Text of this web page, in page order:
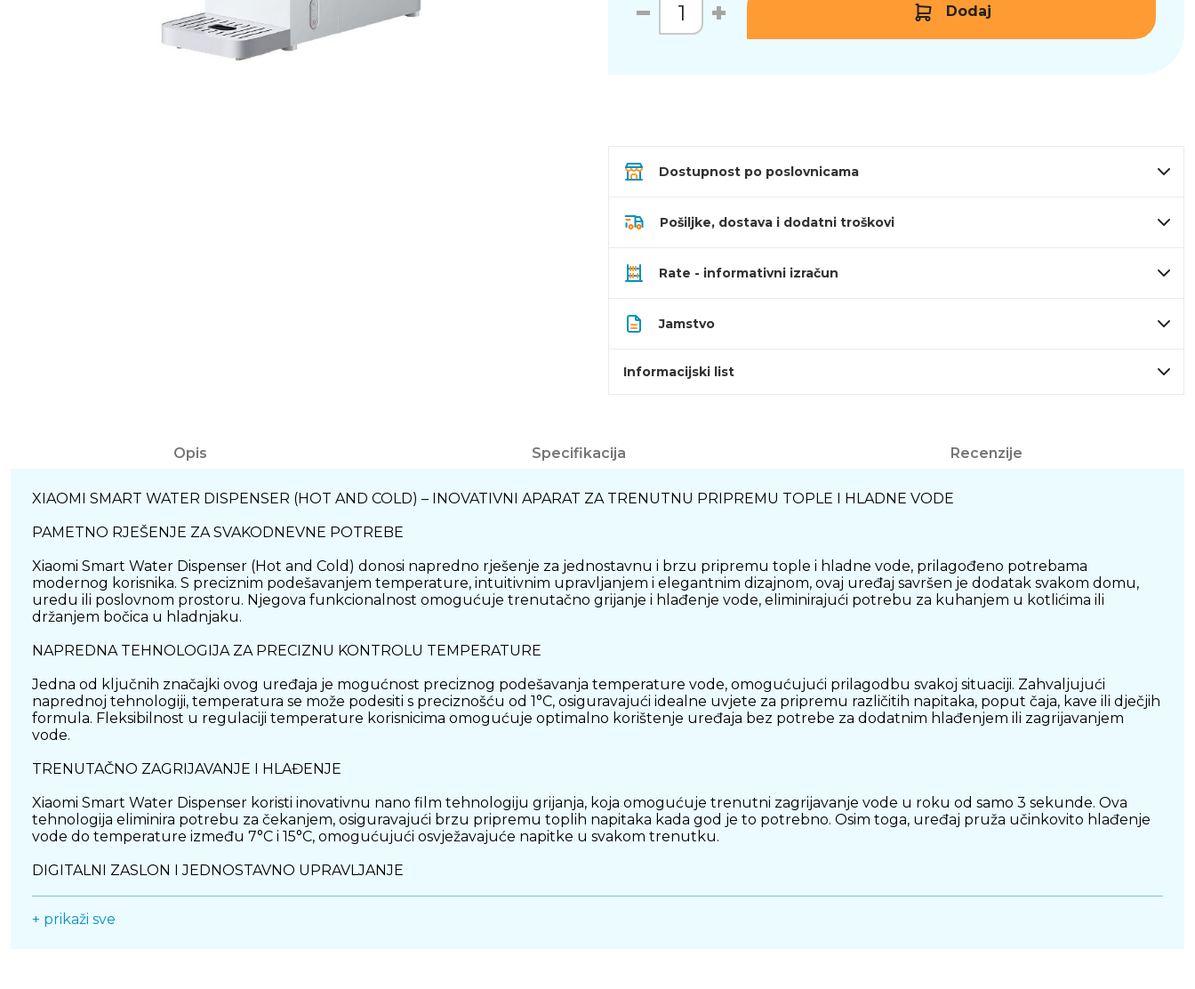
Dodaj
Dostupnost po poslovnicama
Pošiljke, dostava i dodatni troškovi
Rate - informativni izračun
Jamstvo
Informacijski list
Opis Specifikacija Recenzije
XIAOMI SMART WATER DISPENSER (HOT AND COLD) – INOVATIVNI APARAT ZA TRENUTNU PRIPREMU TOPLE I HLADNE VODE
PAMETNO RJEŠENJE ZA SVAKODNEVNE POTREBE
Xiaomi Smart Water Dispenser (Hot and Cold) donosi napredno rješenje za jednostavnu i brzu pripremu tople i hladne vode, prilagođeno potrebama
modernog korisnika. S preciznim podešavanjem temperature, intuitivnim upravljanjem i elegantnim dizajnom, ovaj uređaj savršen je dodatak svakom domu,
uredu ili poslovnom prostoru. Njegova funkcionalnost omogućuje trenutačno grijanje i hlađenje vode, eliminirajući potrebu za kuhanjem u kotlićima ili
držanjem bočica u hladnjaku.
NAPREDNA TEHNOLOGIJA ZA PRECIZNU KONTROLU TEMPERATURE
Jedna od ključnih značajki ovog uređaja je mogućnost preciznog podešavanja temperature vode, omogućujući prilagodbu svakoj situaciji. Zahvaljujući
naprednoj tehnologiji, temperatura se može podesiti s preciznošću od 1°C, osiguravajući idealne uvjete za pripremu različitih napitaka, poput čaja, kave ili dječjih
formula. Fleksibilnost u regulaciji temperature korisnicima omogućuje optimalno korištenje uređaja bez potrebe za dodatnim hlađenjem ili zagrijavanjem
vode.
TRENUTAČNO ZAGRIJAVANJE I HLAĐENJE
Xiaomi Smart Water Dispenser koristi inovativnu nano film tehnologiju grijanja, koja omogućuje trenutni zagrijavanje vode u roku od samo 3 sekunde. Ova
tehnologija eliminira potrebu za čekanjem, osiguravajući brzu pripremu toplih napitaka kada god je to potrebno. Osim toga, uređaj pruža učinkovito hlađenje
vode do temperature između 7°C i 15°C, omogućujući osvježavajuće napitke u svakom trenutku.
DIGITALNI ZASLON I JEDNOSTAVNO UPRAVLJANJE
lakoćom mijenjati postavke i prilagođavati temperaturu bez složenih izbornika. Pametno upravljanje dodatno poboljšava korisničko iskustvo, čineći ovaj aparat
+ prikaži sve